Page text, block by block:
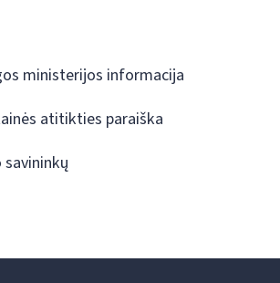
ministerijos informacija
atitikties paraiška